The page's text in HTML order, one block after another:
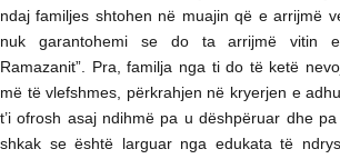
ndaj familjes shtohen në muajin që e arrijmë
nuk garantohemi se do ta arrijmë vitin
Ramazanit”. Pra, familja nga ti do të ketë
më të vlefshmes, përkrahjen në kryerjen e
t’i ofrosh asaj ndihmë pa u dëshpëruar dhe
shkak se është larguar nga edukata të